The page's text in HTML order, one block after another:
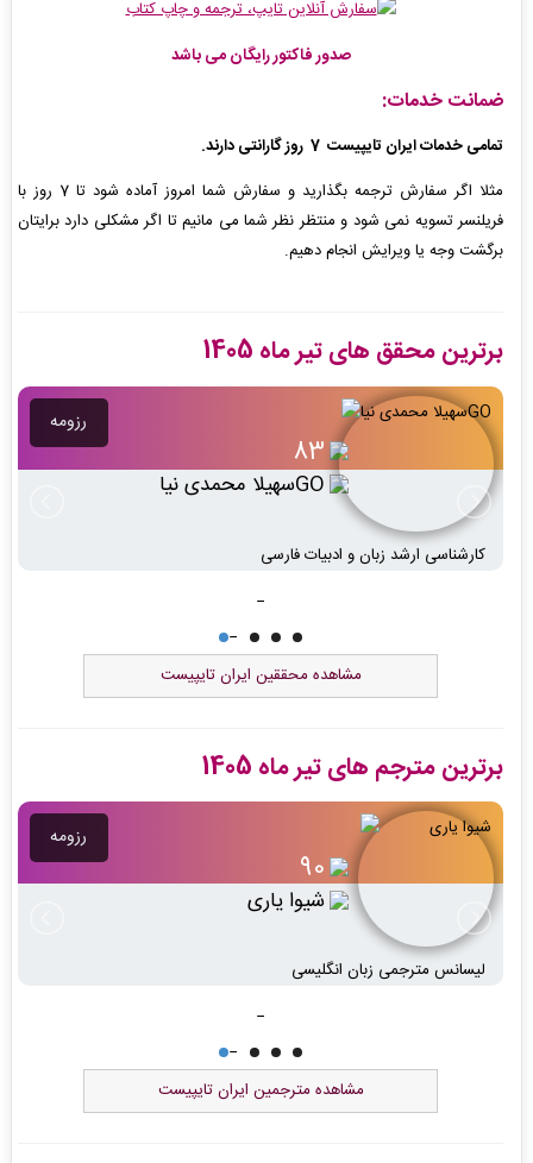
صدور فاکتور رایگان می باشد
ضمانت خدمات:
تمامی خدمات ایران تایپیست 7 روز گارانتی دارند.
مثلا اگر سفارش ترجمه بگذارید و سفارش شما امروز آماده شود تا 7 روز با
فریلنسر تسویه نمی شود و منتظر نظر شما می مانیم تا اگر مشکلی دارد برایتان
برگشت وجه یا ویرایش انجام دهیم.
برترین محقق های تیر ماه 1405
رزومه
60
مریم پویاT
کارشناسی گرافیک
مشاهده محققین ایران تایپیست
برترین مترجم های تیر ماه 1405
رزومه
15
هلیا هادی زاده
کارشناسی اقتصاد نظری
مشاهده مترجمین ایران تایپیست